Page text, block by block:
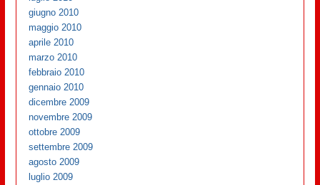
giugno 2010
maggio 2010
aprile 2010
marzo 2010
febbraio 2010
gennaio 2010
dicembre 2009
novembre 2009
ottobre 2009
settembre 2009
agosto 2009
luglio 2009